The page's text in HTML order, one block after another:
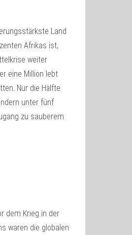
Land
Afrikas ist,
weiter
eine Million lebt
Nur die Hälfte
unter fünf
zu sauberem
dem Krieg in der
waren die globalen